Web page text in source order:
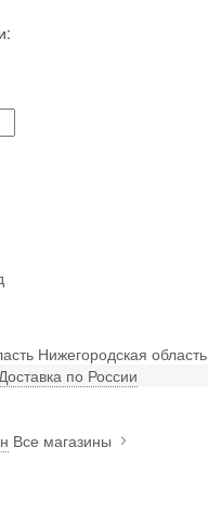
Нижегородская область
по России
Все магазины